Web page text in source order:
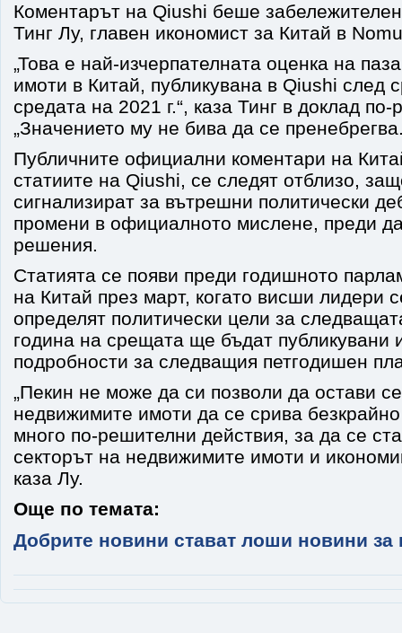
Коментарът на Qiushi беше
Тинг Лу, главен икономист за Китай в
„Това е най-изчерпателната оценка на
имоти в Китай, публикувана в Qiushi след
средата на 2021 г.“, каза Тинг в доклад
„Значението му не бива да се
Публичните официални коментари на
статиите на Qiushi, се следят отблизо,
сигнализират за вътрешни политически
промени в официалното мислене, преди
решения.
Статията се появи преди годишното
на Китай през март, когато висши лидери
определят политически цели за
година на срещата ще бъдат публикувани
подробности за следващия петгодишен
„Пекин не може да си позволи да остави
недвижимите имоти да се срива
много по-решителни действия, за да се
секторът на недвижимите имоти и
каза Лу.
Още по темата:
Добрите новини стават лоши новини за